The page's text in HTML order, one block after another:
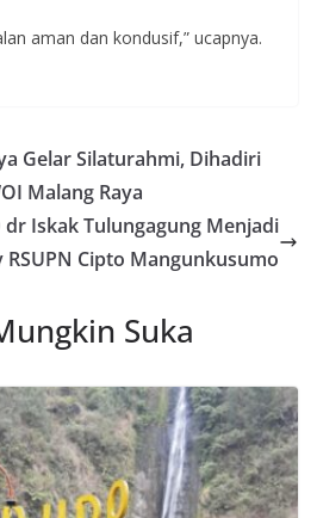
aman dan kondusif,” ucapnya.
Gelar Silaturahmi, Dihadiri
Malang Raya
dr Iskak Tulungagung Menjadi
RSUPN Cipto Mangunkusumo
Suka